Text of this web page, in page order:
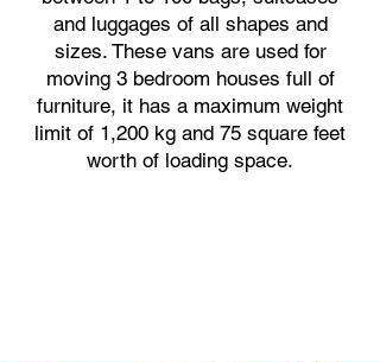
and luggages of all shapes and
sizes. These vans are used for
moving 3 bedroom houses full of
furniture, it has a maximum weight
limit of 1,200 kg and 75 square feet
worth of loading space.